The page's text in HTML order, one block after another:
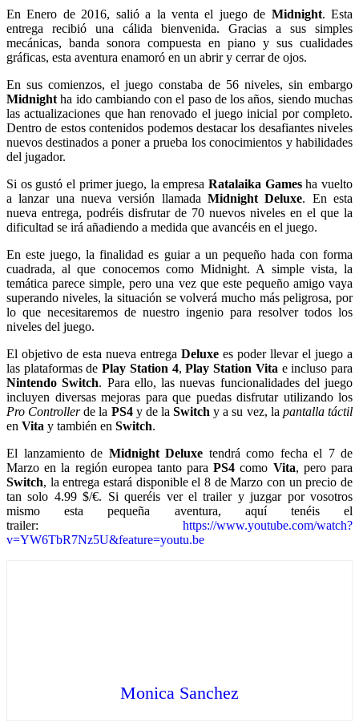
En Enero de 2016, salió a la venta el juego de Midnight. Esta
entrega recibió una cálida bienvenida. Gracias a sus simples
mecánicas, banda sonora compuesta en piano y sus cualidades
gráficas, esta aventura enamoró en un abrir y cerrar de ojos.
En sus comienzos, el juego constaba de 56 niveles, sin embargo
Midnight ha ido cambiando con el paso de los años, siendo muchas
las actualizaciones que han renovado el juego inicial por completo.
Dentro de estos contenidos podemos destacar los desafiantes niveles
nuevos destinados a poner a prueba los conocimientos y habilidades
del jugador.
Si os gustó el primer juego, la empresaRatalaika Gamesha vuelto
a lanzar una nueva versión llamada Midnight Deluxe. En esta
nueva entrega, podréis disfrutar de 70 nuevos niveles en el que la
dificultad se irá añadiendo a medida que avancéis en el juego.
En este juego, la finalidad es guiar a un pequeño hada con forma
cuadrada, al que conocemos como Midnight. A simple vista, la
temática parece simple, pero una vez que este pequeño amigo vaya
superando niveles, la situación se volverá mucho más peligrosa, por
lo que necesitaremos de nuestro ingenio para resolver todos los
niveles del juego.
El objetivo de esta nueva entrega Deluxe es poder llevar el juego a
las plataformas dePlay Station 4, Play Station Vita e incluso para
Nintendo Switch. Para ello, las nuevas funcionalidades del juego
incluyen diversas mejoras para que puedas disfrutar utilizando los
Pro Controllerde la PS4y de laSwitch y a su vez, la pantalla táctil
en Vita y también en Switch.
El lanzamiento de Midnight Deluxe tendrá como fecha el 7 de
Marzo en la región europea tanto paraPS4 como Vita, pero para
Switch, la entrega estará disponible el 8 de Marzo con un precio de
tan solo 4.99 $/€. Si queréis ver el trailer y juzgar por vosotros
mismo esta pequeña aventura, aquí tenéis el
trailer: https://www.youtube.com/watch?
v=YW6TbR7Nz5U&feature=youtu.be
Monica Sanchez